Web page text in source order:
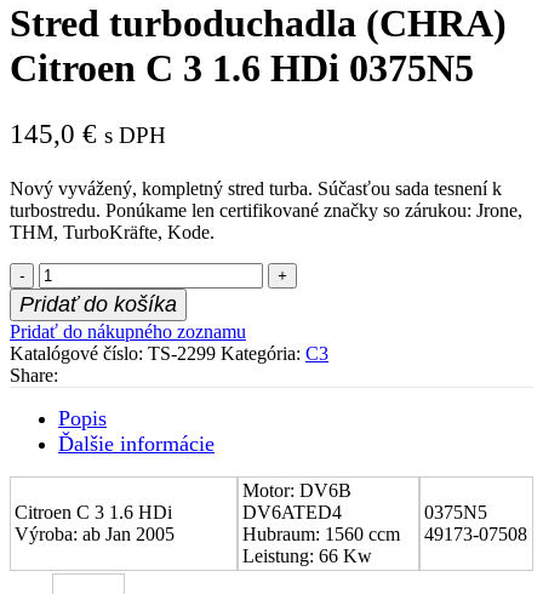
Stred turboduchadla (CHRA)
Citroen C 3 1.6 HDi 0375N5
145,0 € s DPH
Nový vyvážený, kompletný stred turba. Súčasťou sada tesnení k
turbostredu. Ponúkame len certifikované značky so zárukou: Jrone,
THM, TurboKräfte, Kode.
množstvo
Stred
turboduchadla
(CHRA)
Citroen
C
1.6
HDi
Pridať do košíka
Pridať do nákupného zoznamu
Katalógové číslo: TS-2299 Kategória: C3
Share:
Popis
Ďalšie informácie
Citroen C 3 1.6 HDi
Výroba: ab Jan 2005
Motor: DV6B
DV6ATED4
Hubraum: 1560 ccm
Leistung: 66 Kw
0375N5
49173-07508